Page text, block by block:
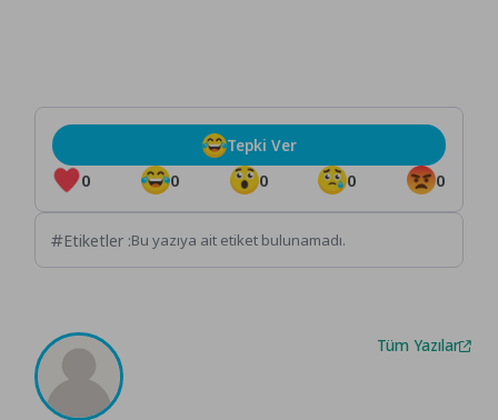
0 0 0 0 0
Tepki Ver
Etiketler :Bu yazıya ait etiket bulunamadı.
Tüm Yazılar